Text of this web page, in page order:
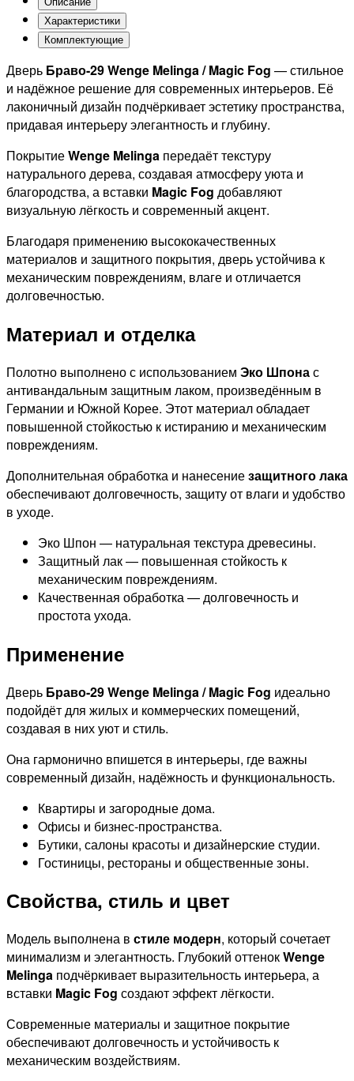
Характеристики
Комплектующие
Дверь Браво-29 Wenge Melinga / Magic Fog — стильное
и надёжное решение для современных интерьеров. Её
лаконичный дизайн подчёркивает эстетику пространства,
придавая интерьеру элегантность и глубину.
ПокрытиеWenge Melinga передаёт текстуру
натурального дерева, создавая атмосферу уюта и
благородства, а вставки Magic Fog добавляют
визуальную лёгкость и современный акцент.
Благодаря применению высококачественных
материалов и защитного покрытия, дверь устойчива к
механическим повреждениям, влаге и отличается
долговечностью.
Материал и отделка
Полотно выполнено с использованием Эко Шпонас
антивандальным защитным лаком, произведённым в
Германии и Южной Корее. Этот материал обладает
повышенной стойкостью к истиранию и механическим
повреждениям.
Дополнительная обработка и нанесениезащитного лака
обеспечивают долговечность, защиту от влаги и удобство
в уходе.
Эко Шпон — натуральная текстура древесины.
Защитный лак — повышенная стойкость к
механическим повреждениям.
Качественная обработка — долговечность и
простота ухода.
Применение
Дверь Браво-29 Wenge Melinga / Magic Fog идеально
подойдёт для жилых и коммерческих помещений,
создавая в них уют и стиль.
Она гармонично впишется в интерьеры, где важны
современный дизайн, надёжность и функциональность.
Квартиры и загородные дома.
Офисы и бизнес-пространства.
Бутики, салоны красоты и дизайнерские студии.
Гостиницы, рестораны и общественные зоны.
Свойства, стиль и цвет
Модель выполнена в стиле модерн, который сочетает
минимализм и элегантность. Глубокий оттенокWenge
Melinga подчёркивает выразительность интерьера, а
вставки Magic Fog создают эффект лёгкости.
Современные материалы и защитное покрытие
обеспечивают долговечность и устойчивость к
механическим воздействиям.